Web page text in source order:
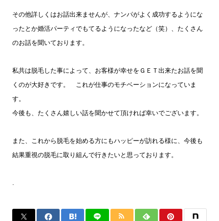
その他詳しくはお話出来ませんが、ナンパがよく成功するようにな
ったとか婚活パーティでもてるようになったなど（笑）、たくさん
のお話を聞いております。
私共は脱毛した事によって、お客様が幸せをＧＥＴ出来たお話を聞
くのが大好きです。 これが仕事のモチベーションになっていま
す。
今後も、たくさん嬉しい話を聞かせて頂ければ幸いでございます。
また、これから脱毛を始める方にもハッピーが訪れる様に、今後も
結果重視の脱毛に取り組んで行きたいと思っております。